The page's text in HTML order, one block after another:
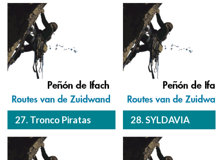
27. Tronco Piratas 28. SYLDAVIA